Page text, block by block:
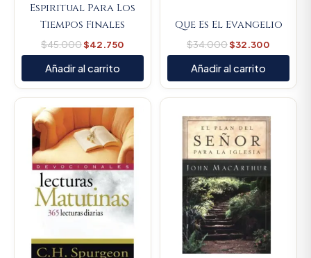
Espiritual Para Los
Tiempos Finales
$45.000$42.750
Añadir al carrito
Que Es El Evangelio
$34.000$32.300
Añadir al carrito
price
was:
$59.300.
Current
price
is:
$56.335.
price
was:
$66.700.
Current
price